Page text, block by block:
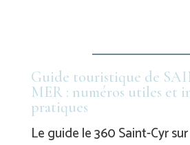
Guide touristique de
MER : numéros utiles et
pratiques
Le guide le 360 Saint-Cyr